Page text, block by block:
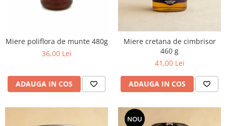
Miere poliflora de munte 480g
36,00 Lei
ADAUGA IN COS
Miere cretana de cimbrisor
460 g
41,00 Lei
ADAUGA IN COS
NOU